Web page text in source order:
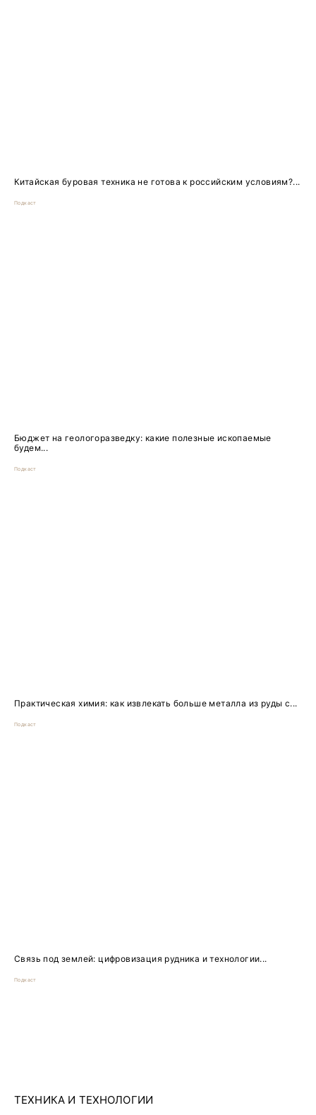
Китайская буровая техника не готова к российским условиям?...
Подкаст
Бюджет на геологоразведку: какие полезные ископаемые
будем...
Подкаст
Практическая химия: как извлекать больше металла из руды с...
Подкаст
Связь под землей: цифровизация рудника и технологии...
Подкаст
ТЕХНИКА И ТЕХНОЛОГИИ